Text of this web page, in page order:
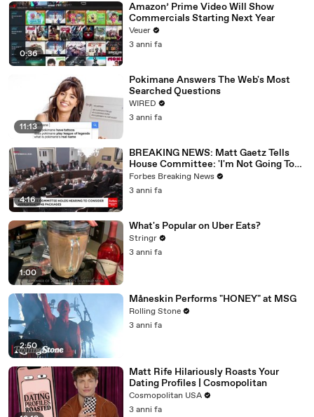
0:36
Amazon’ Prime Video Will Show
Commercials Starting Next Year
Veuer
3 anni fa
11:13
Pokimane Answers The Web's Most
Searched Questions
WIRED
3 anni fa
4:16
BREAKING NEWS: Matt Gaetz Tells
House Committee: 'I'm Not Going To
Vote For A Continuing Resolution'
Forbes Breaking News
3 anni fa
1:00
What's Popular on Uber Eats?
Stringr
3 anni fa
2:50
Måneskin Performs "HONEY" at MSG
Rolling Stone
3 anni fa
Matt Rife Hilariously Roasts Your
Dating Profiles | Cosmopolitan
Cosmopolitan USA
3 anni fa